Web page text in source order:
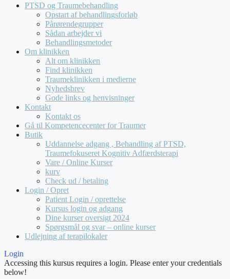
PTSD og Traumebehandling
Opstart af behandlingsforløb
Pårørendegrupper
Sådan arbejder vi
Behandlingsmetoder
Om klinikken
Alt om klinikken
Find klinikken
Traumeklinikken i medierne
Nyhedsbrev
Gode links og henvisninger
Kontakt
Kontakt os
Gå til Kompetencecenter for Traumer
Butik
Uddannelse adgang , Behandling af PTSD,
Traumefokuseret Kognitiv Adfærdsterapi
Vare / Online Kurser
kurv
Check ud / betaling
Login / Opret
Patient Login / oprettelse
Kursus login og adgang
Dine kurser oversigt 2024
Spørgsmål og svar – online kurser
Udlejning af terapilokaler
Login
Accessing this kursus requires a login. Please enter your credentials
below!